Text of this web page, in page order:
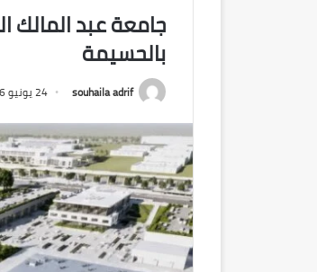
جامعة عبد المالك
بالحسيمة
souhaila adrif 24 يونيو 2026 على الساعة 9:01 صباحًا